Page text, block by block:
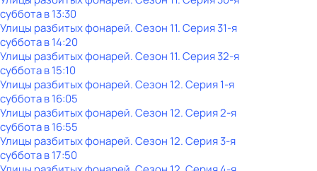
субботав13:30
Улицы разбитых фонарей. Сезон 11. Серия 31-я
субботав14:20
Улицы разбитых фонарей. Сезон 11. Серия 32-я
субботав15:10
Улицы разбитых фонарей. Сезон 12. Серия 1-я
субботав16:05
Улицы разбитых фонарей. Сезон 12. Серия 2-я
субботав16:55
Улицы разбитых фонарей. Сезон 12. Серия 3-я
субботав17:50